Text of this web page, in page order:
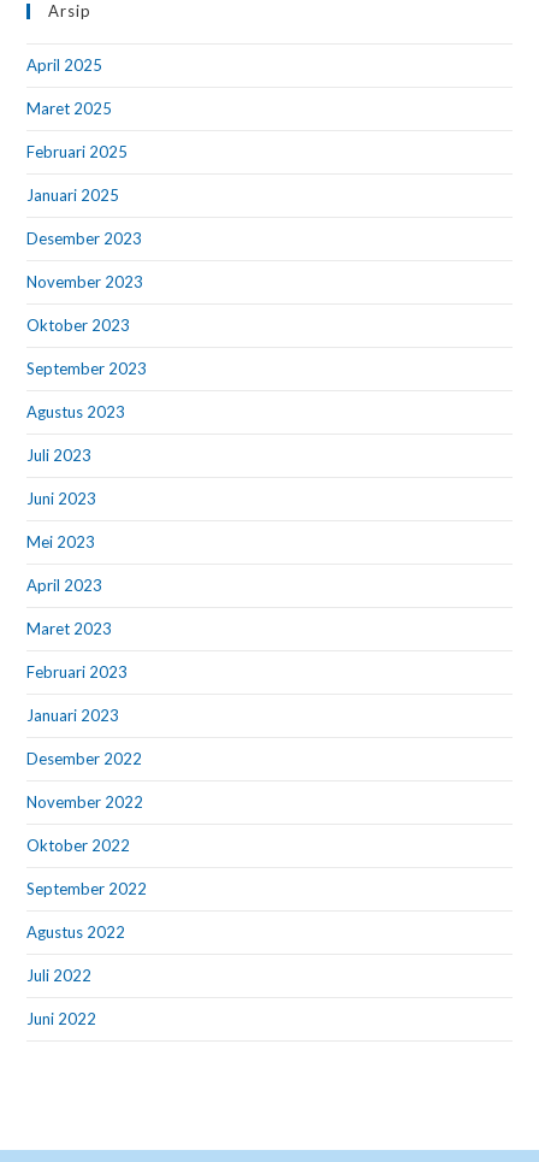
Arsip
April 2025
Maret 2025
Februari 2025
Januari 2025
Desember 2023
November 2023
Oktober 2023
September 2023
Agustus 2023
Juli 2023
Juni 2023
Mei 2023
April 2023
Maret 2023
Februari 2023
Januari 2023
Desember 2022
November 2022
Oktober 2022
September 2022
Agustus 2022
Juli 2022
Juni 2022